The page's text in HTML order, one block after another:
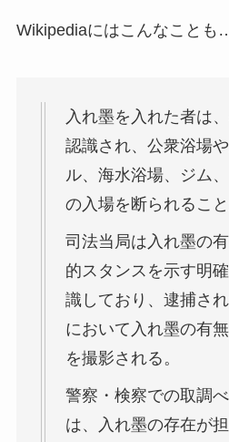
Wikipediaにはこんなことも
入れ墨を入れた者は
認識され、公衆浴場
ル、海水浴場、ジム
の入場を断られること
司法当局は入れ墨の
的スタンスを示す明
識しており、逮捕さ
において入れ墨の有
を撮影される。
警察・検察での取調
は、入れ墨の存在が